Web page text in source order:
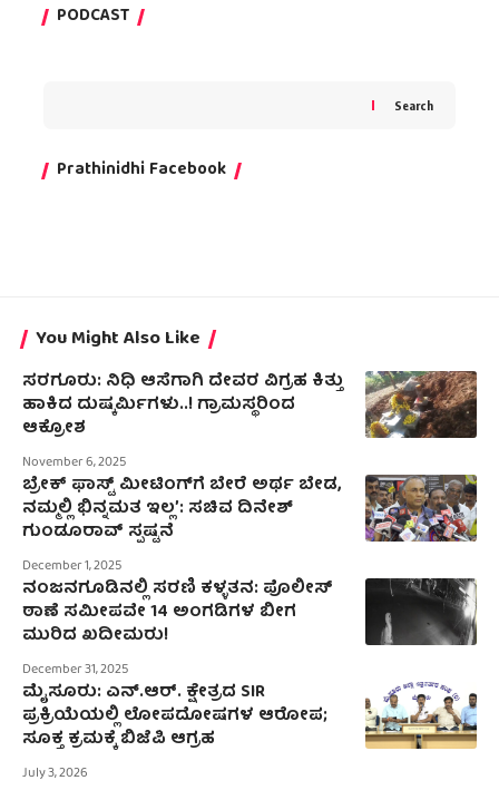
PODCAST
Search
Prathinidhi Facebook
You Might Also Like
ಸರಗೂರು: ನಿಧಿ ಆಸೆಗಾಗಿ ದೇವರ ವಿಗ್ರಹ ಕಿತ್ತು
ಹಾಕಿದ ದುಷ್ಕರ್ಮಿಗಳು..! ಗ್ರಾಮಸ್ಥರಿಂದ
ಆಕ್ರೋಶ
November 6, 2025
ಬ್ರೇಕ್ ಫಾಸ್ಟ್ ಮೀಟಿಂಗ್‌ಗೆ ಬೇರೆ ಅರ್ಥ ಬೇಡ,
ನಮ್ಮಲ್ಲಿ ಭಿನ್ನಮತ ಇಲ್ಲ’: ಸಚಿವ ದಿನೇಶ್
ಗುಂಡೂರಾವ್ ಸ್ಪಷ್ಟನೆ
December 1, 2025
ನಂಜನಗೂಡಿನಲ್ಲಿ ಸರಣಿ ಕಳ್ಳತನ: ಪೊಲೀಸ್
ಠಾಣೆ ಸಮೀಪವೇ 14 ಅಂಗಡಿಗಳ ಬೀಗ
ಮುರಿದ ಖದೀಮರು!
December 31, 2025
ಮೈಸೂರು: ಎನ್.ಆರ್. ಕ್ಷೇತ್ರದ SIR
ಪ್ರಕ್ರಿಯೆಯಲ್ಲಿ ಲೋಪದೋಷಗಳ ಆರೋಪ;
ಸೂಕ್ತ ಕ್ರಮಕ್ಕೆ ಬಿಜೆಪಿ ಆಗ್ರಹ
July 3, 2026